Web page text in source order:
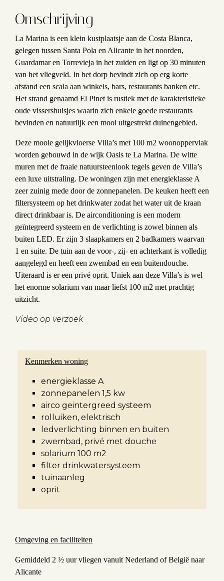
Omschrijving
La Marina is een klein kustplaatsje aan de Costa Blanca,
gelegen tussen Santa Pola en Alicante in het noorden,
Guardamar en Torrevieja in het zuiden en ligt op 30 minuten
van het vliegveld. In het dorp bevindt zich op erg korte
afstand een scala aan winkels, bars, restaurants banken etc.
Het strand genaamd El Pinet is rustiek met de karakteristieke
oude vissershuisjes waarin zich enkele goede restaurants
bevinden en natuurlijk een mooi uitgestrekt duinengebied.
Deze mooie gelijkvloerse Villa’s met 100 m2 woonoppervlak
worden gebouwd in de wijk Oasis te La Marina. De witte
muren met de fraaie natuursteenlook tegels geven de Villa’s
een luxe uitstraling. De woningen zijn met energieklasse A
zeer zuinig mede door de zonnepanelen. De keuken heeft een
filtersysteem op het drinkwater zodat het water uit de kraan
direct drinkbaar is. De airconditioning is een modern
geïntegreerd systeem en de verlichting is zowel binnen als
buiten LED. Er zijn 3 slaapkamers en 2 badkamers waarvan
1 en suite. De tuin aan de voor-, zij- en achterkant is volledig
aangelegd en heeft een zwembad en een buitendouche.
Uiteraard is er een privé oprit. Uniek aan deze Villa’s is wel
het enorme solarium van maar liefst 100 m2 met prachtig
uitzicht.
Video op verzoek
Kenmerken woning
energieklasse A
zonnepanelen 1,5 kw
airco geintergreed systeem
rolluiken, elektrisch
ledverlichting binnen en buiten
zwembad, privé met douche
solarium 100 m2
filter drinkwatersysteem
tuinaanleg
oprit
Omgeving en faciliteiten
Gemiddeld 2 ½ uur vliegen vanuit Nederland of België naar
Alicante